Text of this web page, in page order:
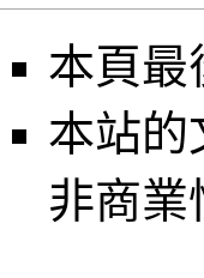
本頁最
本站
非商業